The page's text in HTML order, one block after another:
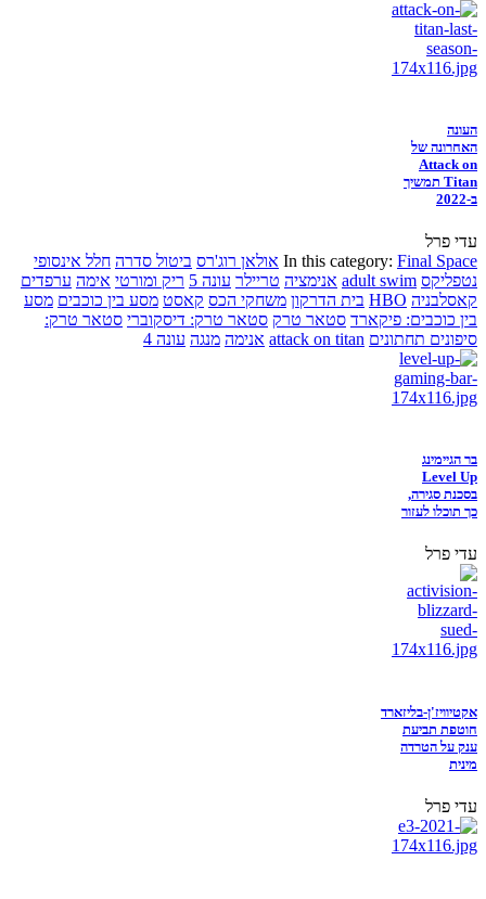
העונה
האחרונה של
Attack on
Titan תמשיך
ב-2022
עדי פרל
In this category: Final Space אולאן רוג'רס ביטול סדרה חלל אינסופי
נטפליקס adult swim אנימציה טריילר עונה 5 ריק ומורטי אימה ערפדים
קאסלבניה HBO בית הדרקון משחקי הכס קאסט מסע בין כוכבים מסע
בין כוכבים: פיקארד סטאר טרק סטאר טרק: דיסקוברי סטאר טרק:
סיפונים תחתונים attack on titan אנימה מנגה עונה 4
בר הגיימינג
Level Up
בסכנת סגירה,
כך תוכלו לעזור
עדי פרל
אקטיוויז'ן-בליזארד
חוטפת תביעת
ענק על הטרדה
מינית
עדי פרל